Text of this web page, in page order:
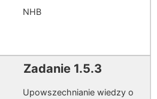
NHB
Zadanie 1.5.3
Upowszechnianie wiedzy o